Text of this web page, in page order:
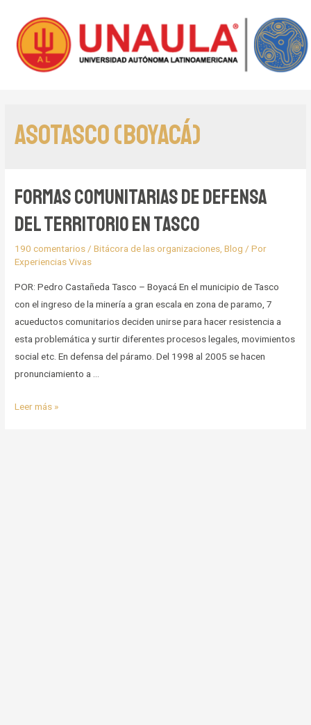
AsoTasco (Boyacá)
Formas comunitarias de defensa
del territorio en Tasco
190 comentarios/Bitácora de las organizaciones,Blog / Por
Experiencias Vivas
POR: Pedro Castañeda Tasco – Boyacá En el municipio de Tasco
con el ingreso de la minería a gran escala en zona de paramo, 7
acueductos comunitarios deciden unirse para hacer resistencia a
esta problemática y surtir diferentes procesos legales, movimientos
social etc. En defensa del páramo. Del 1998 al 2005 se hacen
pronunciamiento a …
Formas
Leer más »